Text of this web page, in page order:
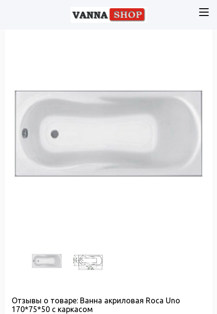
Отзывы о товаре: Ванна акриловая Roca Uno
170*75*50 с каркасом